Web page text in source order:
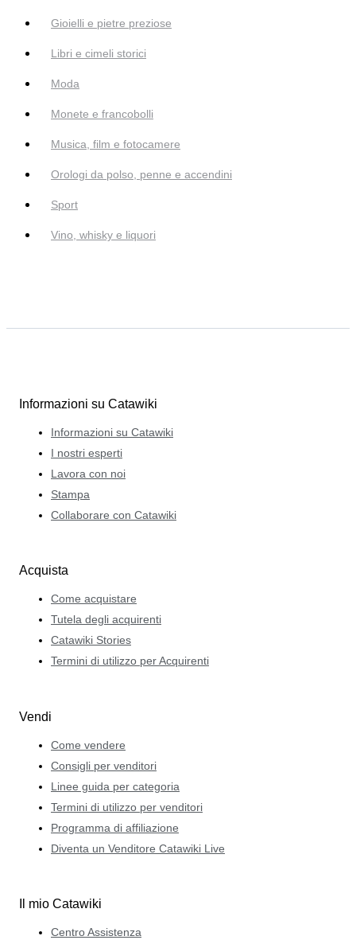
Gioielli e pietre preziose
Libri e cimeli storici
Moda
Monete e francobolli
Musica, film e fotocamere
Orologi da polso, penne e accendini
Sport
Vino, whisky e liquori
Informazioni su Catawiki
Informazioni su Catawiki
I nostri esperti
Lavora con noi
Stampa
Collaborare con Catawiki
Acquista
Come acquistare
Tutela degli acquirenti
Catawiki Stories
Termini di utilizzo per Acquirenti
Vendi
Come vendere
Consigli per venditori
Linee guida per categoria
Termini di utilizzo per venditori
Programma di affiliazione
Diventa un Venditore Catawiki Live
Il mio Catawiki
Centro Assistenza